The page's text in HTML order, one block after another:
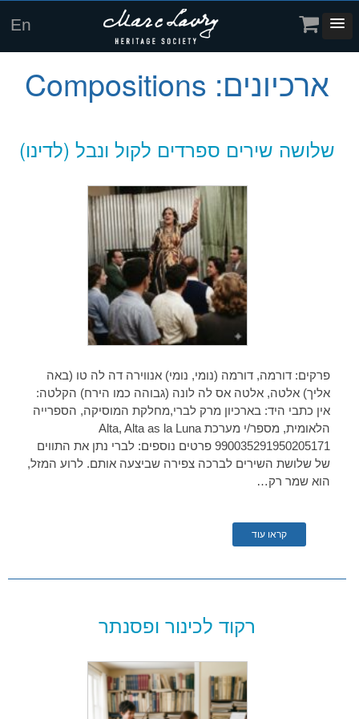
En
ארכיונים: Compositions
שלושה שירים ספרדים לקול ונבל (לדינו)
פרקים: דורמה, דורמה (נומי, נומי) אנווירה דה לה טו (באה
אליך) אלטה, אלטה אס לה לונה (גבוהה כמו הירח) הקלטה:
אין כתבי היד: בארכיון מרק לברי,מחלקת המוסיקה, הספרייה
הלאומית, מספר/י מערכת Alta, Alta as la Luna
990035291950205171 פרטים נוספים: לברי נתן את התווים
של שלושת השירים לברכה צפירה שביצעה אותם. לרוע המזל,
הוא שמר רק…
קראו עוד
רקוד לכינור ופסנתר